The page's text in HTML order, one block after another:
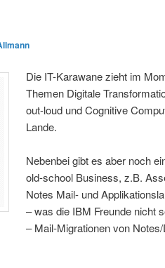
Die IT-Karawane zieht im
Themen Digitale
out-loud und Cognitive
Lande.
Nebenbei gibt es aber noch
old-school Business, z.B.
Notes Mail- und
– was die IBM Freunde nicht
– Mail-Migrationen von